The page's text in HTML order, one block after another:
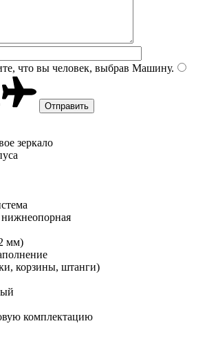
что вы человек, выбрав Машину.
зеркало
мм)
корзины, штанги)
комплектацию